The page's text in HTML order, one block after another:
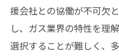
援会社との協働が不可欠
し、ガス業界の特性を理
選択することが難しく、